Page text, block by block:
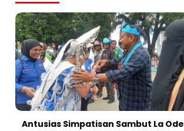
Antusias Simpatisan Sambut La Ode